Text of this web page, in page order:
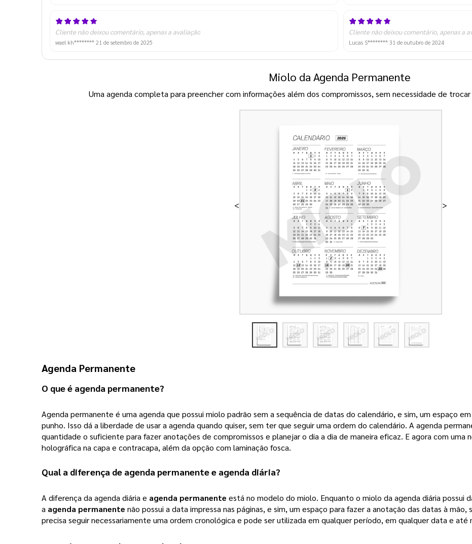
Cliente não deixou comentário, apenas a avaliação
wael kh******** 21 de setembro de 2025
Cliente não deixou comentário, apenas a
Lucas S******** 31 de outubro de 2024
Miolo da Agenda Permanente
Uma agenda completa para preencher com informações além dos compromissos, sem necessidade de
< >
Agenda Permanente
O que é agenda permanente?
Agenda permanente é uma agenda que possui miolo padrão sem a sequência de datas do calendário, e sim, um espaço
punho. Isso dá a liberdade de usar a agenda quando quiser, sem ter que seguir uma ordem do calendário. A agenda
quantidade o suficiente para fazer anotações de compromissos e planejar o dia a dia de maneira eficaz. E agora com uma
holográfica na capa e contracapa, além da opção com laminação fosca.
Qual a diferença de agenda permanente e agenda diária?
A diferença da agenda diária e agenda permanente está no modelo do miolo. Enquanto o miolo da agenda diária possui
a agenda permanente não possui a data impressa nas páginas, e sim, um espaço para fazer a anotação das datas à mão,
precisa seguir necessariamente uma ordem cronológica e pode ser utilizada em qualquer período, em qualquer data e até